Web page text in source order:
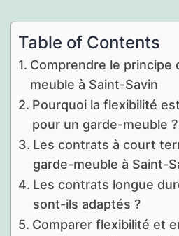
Table of Contents
Comprendre le principe
meuble à Saint-Savin
Pourquoi la flexibilité
pour un garde-meuble ?
Les contrats à court
garde-meuble à Saint-
Les contrats longue
sont-ils adaptés ?
Comparer flexibilité et